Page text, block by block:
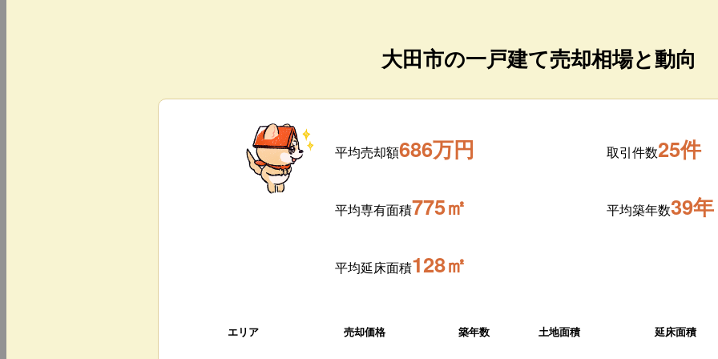
大田市の一戸建て売却相場と動向
平均売却額686万円 取引件数25件
平均専有面積775㎡ 平均築年数39年
平均延床面積128㎡
エリア 売却価格 築年数 土地面積 延床面積